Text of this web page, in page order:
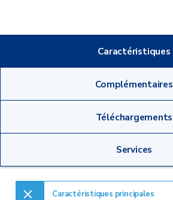
Caractéristiques
Complémentaires
Téléchargements
Services
Caractéristiques principales